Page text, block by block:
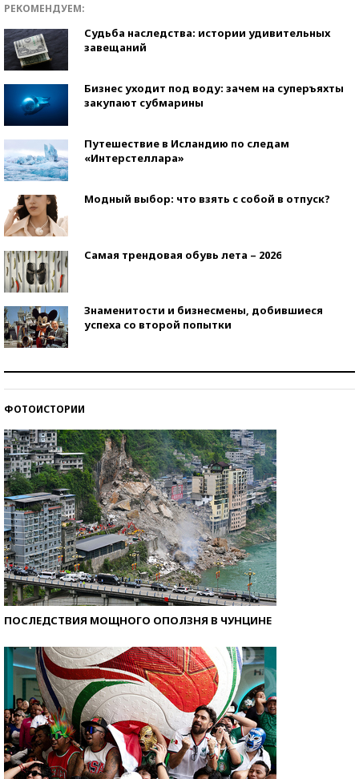
РЕКОМЕНДУЕМ:
Судьба наследства: истории удивительных
завещаний
Бизнес уходит под воду: зачем на суперъяхты
закупают субмарины
Путешествие в Исландию по следам
«Интерстеллара»
Модный выбор: что взять с собой в отпуск?
Самая трендовая обувь лета – 2026
Знаменитости и бизнесмены, добившиеся
успеха со второй попытки
ФОТОИСТОРИИ
ПОСЛЕДСТВИЯ МОЩНОГО ОПОЛЗНЯ В ЧУНЦИНЕ